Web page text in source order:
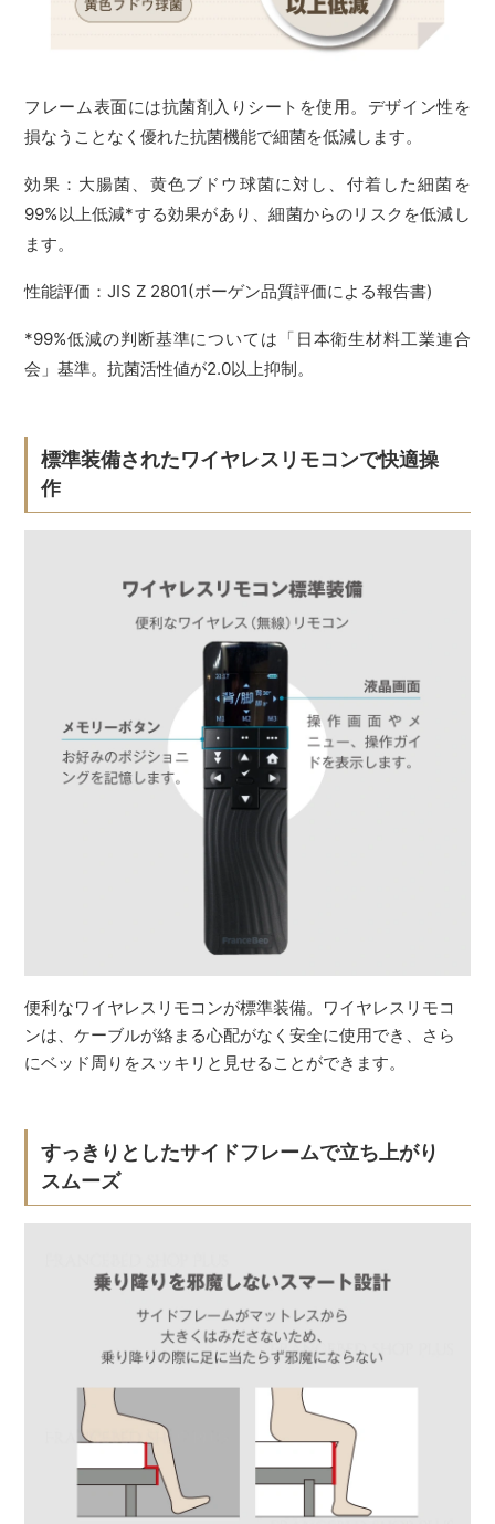
フレーム表面には抗菌剤入りシートを使用。デザイン性を
損なうことなく優れた抗菌機能で細菌を低減します。
効果：大腸菌、黄色ブドウ球菌に対し、付着した細菌を
99%以上低減*する効果があり、細菌からのリスクを低減し
ます。
性能評価：JIS Z 2801(ボーゲン品質評価による報告書)
*99%低減の判断基準については「日本衛生材料工業連合
会」基準。抗菌活性値が2.0以上抑制。
標準装備されたワイヤレスリモコンで快適操
作
便利なワイヤレスリモコンが標準装備。ワイヤレスリモコ
ンは、ケーブルが絡まる心配がなく安全に使用でき、さら
にベッド周りをスッキリと見せることができます。
すっきりとしたサイドフレームで立ち上がり
スムーズ